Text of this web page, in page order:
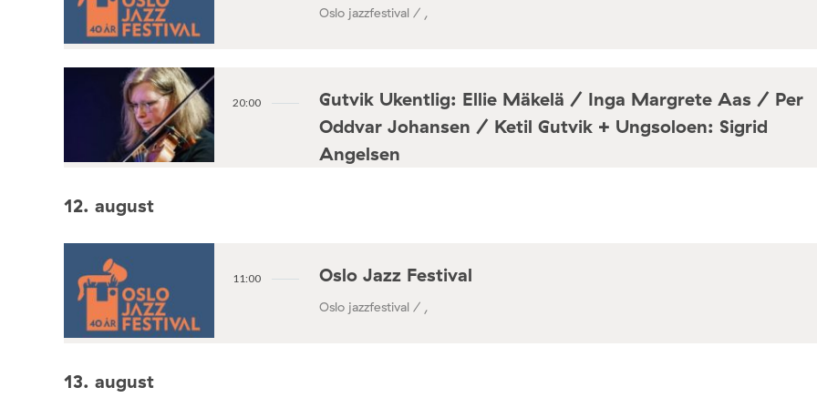
Oslo jazzfestival / ,
20:00
Gutvik Ukentlig: Ellie Mäkelä / Inga Margrete Aas / Per
Oddvar Johansen / Ketil Gutvik + Ungsoloen: Sigrid
Angelsen
12. august
11:00 Oslo Jazz Festival
Oslo jazzfestival / ,
13. august